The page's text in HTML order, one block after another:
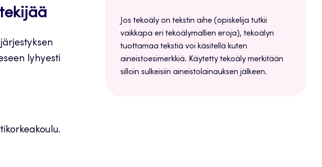
lyhyesti
Jos tekoäly on tekstin aihe (opiskelija tutkii
vaikkapa eri tekoälymallien eroja), tekoälyn
tuottamaa tekstiä voi käsitellä kuten
aineistoesimerkkiä. Käytetty tekoäly merkitään
silloin sulkeisiin aineistolainauksen jälkeen.